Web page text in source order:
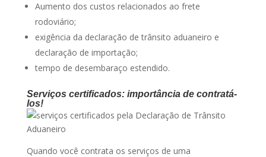
Aumento dos custos relacionados ao frete
rodoviário;
exigência da declaração de trânsito aduaneiro e
declaração de importação;
tempo de desembaraço estendido.
Serviços certificados: importância de contratá-
los!
Quando você contrata os serviços de uma